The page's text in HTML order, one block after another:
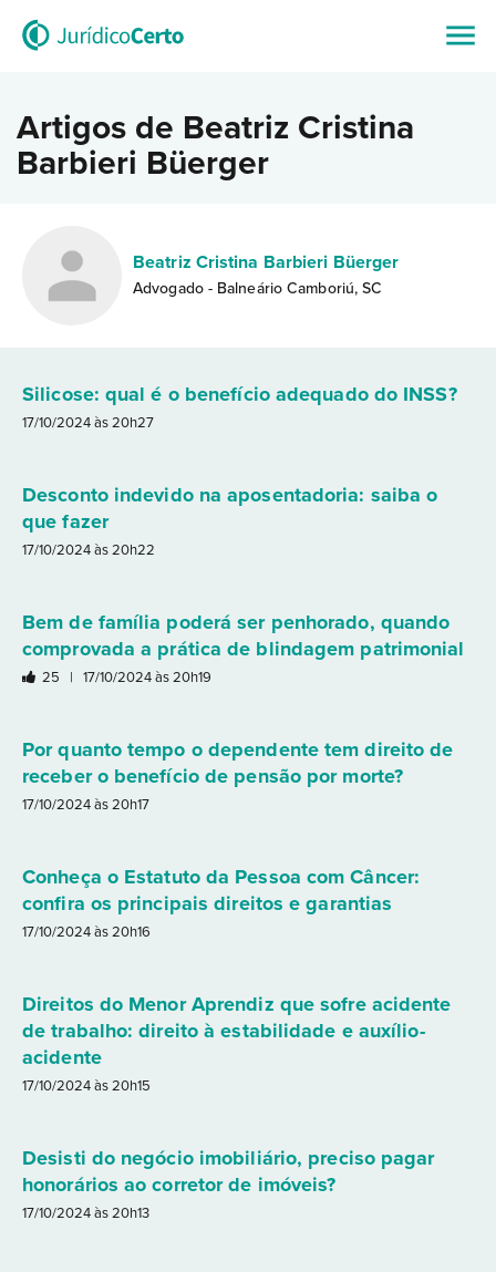
Artigos de Beatriz Cristina
Barbieri Büerger
Beatriz Cristina Barbieri Büerger
Advogado - Balneário Camboriú, SC
Silicose: qual é o benefício adequado do INSS?
17/10/2024 às 20h27
Desconto indevido na aposentadoria: saiba o
que fazer
17/10/2024 às 20h22
Bem de família poderá ser penhorado, quando
comprovada a prática de blindagem patrimonial
25 | 17/10/2024 às 20h19
Por quanto tempo o dependente tem direito de
receber o benefício de pensão por morte?
17/10/2024 às 20h17
Conheça o Estatuto da Pessoa com Câncer:
confira os principais direitos e garantias
17/10/2024 às 20h16
Direitos do Menor Aprendiz que sofre acidente
de trabalho: direito à estabilidade e auxílio-
acidente
17/10/2024 às 20h15
Desisti do negócio imobiliário, preciso pagar
honorários ao corretor de imóveis?
17/10/2024 às 20h13